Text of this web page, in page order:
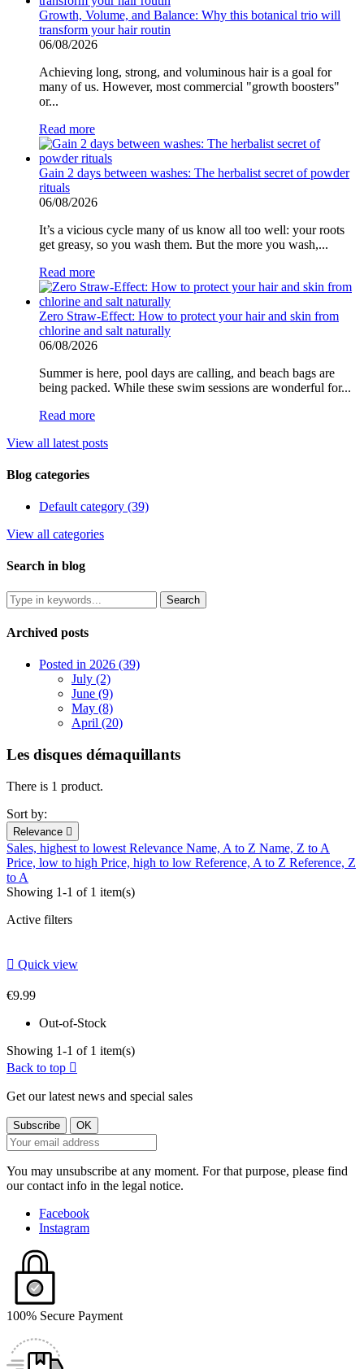
Growth, Volume, and Balance: Why this botanical trio will
transform your hair routin
06/08/2026
Achieving long, strong, and voluminous hair is a goal for
many of us. However, most commercial "growth boosters"
or...
Read more
Gain 2 days between washes: The herbalist secret of powder
rituals
06/08/2026
It’s a vicious cycle many of us know all too well: your roots
get greasy, so you wash them. But the more you wash,...
Read more
Zero Straw-Effect: How to protect your hair and skin from
chlorine and salt naturally
06/08/2026
Summer is here, pool days are calling, and beach bags are
being packed. While these swim sessions are wonderful for...
Read more
View all latest posts
Blog categories
Default category (39)
View all categories
Search in blog
Archived posts
Posted in 2026 (39)
July (2)
June (9)
May (8)
April (20)
Les disques démaquillants
There is 1 product.
Sort by:
Relevance 
Sales, highest to lowest Relevance Name, A to Z Name, Z to A
Price, low to high Price, high to low Reference, A to Z Reference, Z
to A
Showing 1-1 of 1 item(s)
Active filters
 Quick view
€9.99
Out-of-Stock
Showing 1-1 of 1 item(s)
Back to top 
Get our latest news and special sales
You may unsubscribe at any moment. For that purpose, please find
our contact info in the legal notice.
Facebook
Instagram
100% Secure Payment